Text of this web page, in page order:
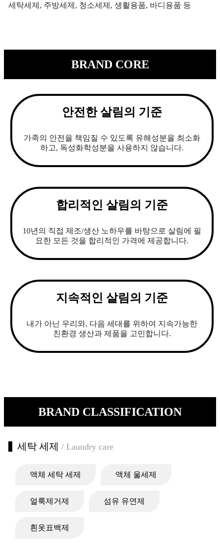
세탁세제, 주방세제, 청소세제, 생활용품, 바디용품 등
BRAND CORE
안전한 살림의 기준
가족의 안전을 책임질 수 있도록 유해성분을 최소화
하고, 독성화학성분을 사용하지 않습니다.
합리적인 살림의 기준
10년의 직접 제조/생산 노하우를 바탕으로 살림에 필
요한 모든 것을 합리적인 가격에 제공합니다.
지속적인 살림의 기준
내가 아닌 우리와, 다음 세대를 위하여 지속가능한
친환경 생산과 제품을 고민합니다.
BRAND CLASSIFICATION
세탁 세제 / Laundry care
액체 세탁 세제 액체 울세제
얼룩제거제 섬유 유연제
흰옷표백제